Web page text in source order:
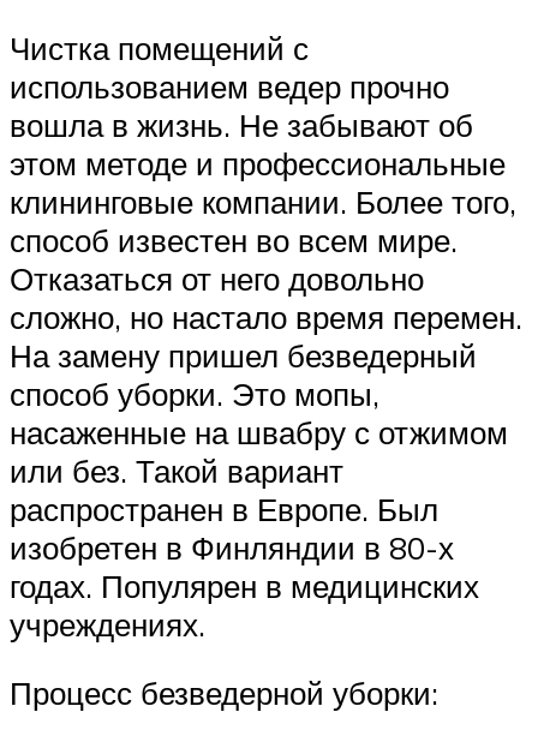
Чистка помещений с
использованием ведер прочно
вошла в жизнь. Не забывают об
этом методе и профессиональные
клининговые компании. Более того,
способ известен во всем мире.
Отказаться от него довольно
сложно, но настало время перемен.
На замену пришел безведерный
способ уборки. Это мопы,
насаженные на швабру с отжимом
или без. Такой вариант
распространен в Европе. Был
изобретен в Финляндии в 80-х
годах. Популярен в медицинских
учреждениях.
Процесс безведерной уборки: